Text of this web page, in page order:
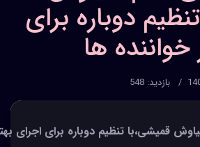
دوباره برای
ها
بازدید: 548
قمیشی،با تنظیم دوباره برای اجرای